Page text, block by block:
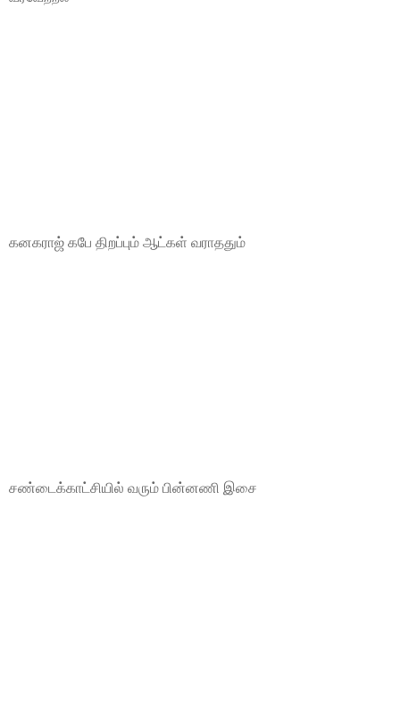
கனகராஜ் கபே திறப்பும் ஆட்கள் வராததும்
சண்டைக்காட்சியில் வரும் பின்னணி இசை